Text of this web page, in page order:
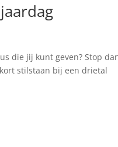
die jij kunt geven? Stop
stilstaan bij een drietal